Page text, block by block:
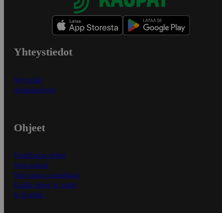
Yhteystiedot
Myymälät
Asiakaspalvelu
Ohjeet
Ensitilaajan ohjeet
Näin maksat
Näin tilaat ja muokkaat
Kaikki ohjeet ja vinkit
In English